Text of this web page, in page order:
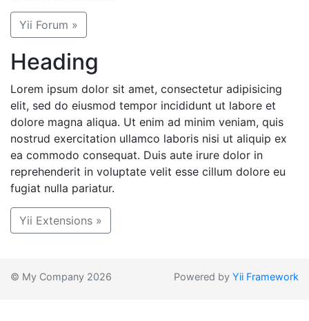
Yii Forum »
Heading
Lorem ipsum dolor sit amet, consectetur adipisicing
elit, sed do eiusmod tempor incididunt ut labore et
dolore magna aliqua. Ut enim ad minim veniam, quis
nostrud exercitation ullamco laboris nisi ut aliquip ex
ea commodo consequat. Duis aute irure dolor in
reprehenderit in voluptate velit esse cillum dolore eu
fugiat nulla pariatur.
Yii Extensions »
© My Company 2026 Powered by Yii Framework